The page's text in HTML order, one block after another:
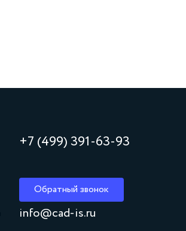
+7 (499) 391‑63‑93
Обратный звонок
info@cad-is.ru